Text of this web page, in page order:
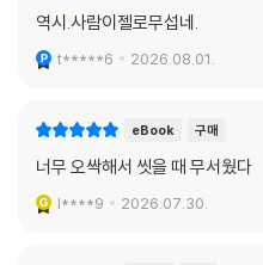
역시.사람이젤로무섭네.
t*****6 2026.08.01.
eBook 구매
너무 오싹해서 씻을 때 무서웠다
l****9 2026.07.30.